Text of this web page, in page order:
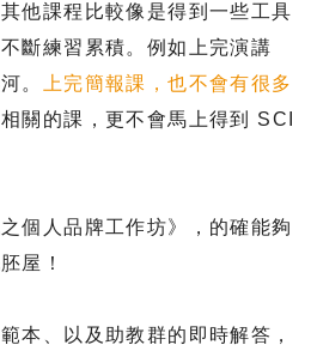
他課程比較像是得到一些工具
斷練習累積。例如上完演講
。
上完簡報課，也不會有很多
關的課，更不會馬上得到 SCI
個人品牌工作坊》，的確能夠
屋！
本、以及助教群的即時解答，